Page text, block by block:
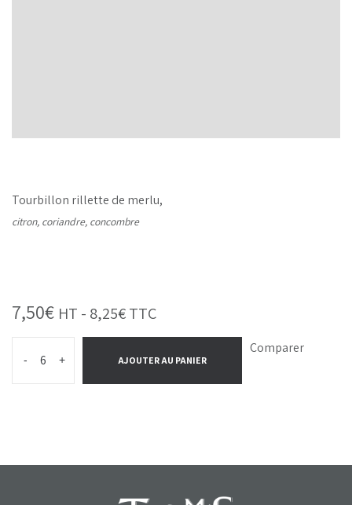
Tourbillon rillette de merlu,
citron, coriandre, concombre
7,50€ HT - 8,25€TTC
- + AJOUTER AU PANIER
Comparer